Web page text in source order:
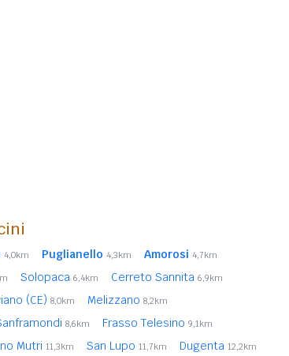
4,0km Puglianello 4,3km Amorosi 4,7km
Solopaca 6,4km Cerreto Sannita 6,9km
(CE) 8,0km Melizzano 8,2km
8,6km Frasso Telesino 9,1km
Mutri 11,3km San Lupo 11,7km Dugenta 12,2km